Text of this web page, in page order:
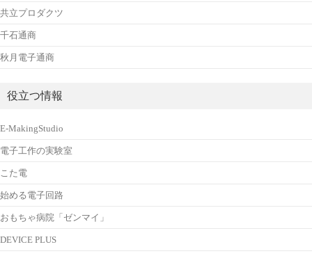
共立プロダクツ
千石通商
秋月電子通商
役立つ情報
E-MakingStudio
電子工作の実験室
こた電
始める電子回路
おもちゃ病院「ゼンマイ」
DEVICE PLUS